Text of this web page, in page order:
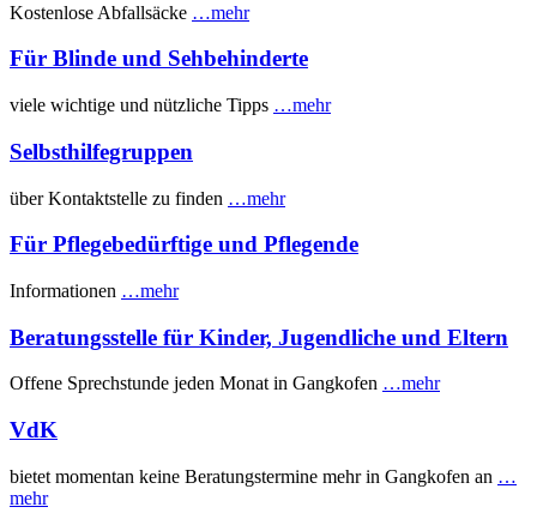
Kostenlose Abfallsäcke …mehr
Für Blinde und Sehbehinderte
viele wichtige und nützliche Tipps …mehr
Selbsthilfegruppen
über Kontaktstelle zu finden …mehr
Für Pflegebedürftige und Pflegende
Informationen …mehr
Beratungsstelle für Kinder, Jugendliche und Eltern
Offene Sprechstunde jeden Monat in Gangkofen …mehr
VdK
bietet momentan keine Beratungstermine mehr in Gangkofen an …
mehr